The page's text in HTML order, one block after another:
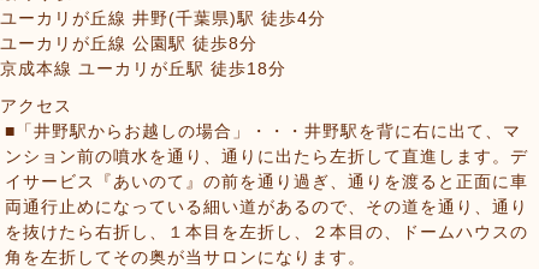
ユーカリが丘線 井野(千葉県)駅 徒歩4分
ユーカリが丘線 公園駅 徒歩8分
京成本線 ユーカリが丘駅 徒歩18分
アクセス
■「井野駅からお越しの場合」・・・井野駅を背に右に出て、マ
ンション前の噴水を通り、通りに出たら左折して直進します。デ
イサービス『あいのて』の前を通り過ぎ、通りを渡ると正面に車
両通行止めになっている細い道があるので、その道を通り、通り
を抜けたら右折し、１本目を左折し、２本目の、ドームハウスの
角を左折してその奥が当サロンになります。